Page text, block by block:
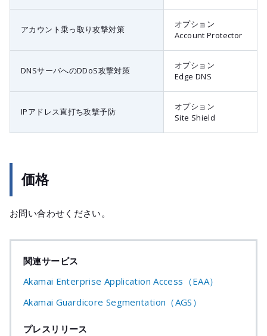
アカウント乗っ取り攻撃対策
オプション
Account Protector
DNSサーバへのDDoS攻撃対策
オプション
Edge DNS
IPアドレス直打ち攻撃予防
オプション
Site Shield
価格
お問い合わせください。
関連サービス
Akamai Enterprise Application Access（EAA）
Akamai Guardicore Segmentation（AGS）
プレスリリース